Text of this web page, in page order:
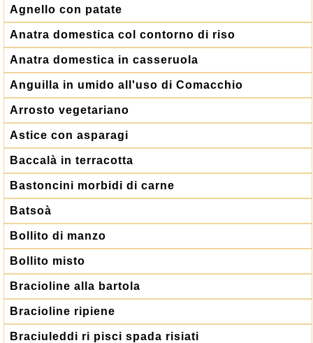
Agnello con patate
Anatra domestica col contorno di riso
Anatra domestica in casseruola
Anguilla in umido all'uso di Comacchio
Arrosto vegetariano
Astice con asparagi
Baccalà in terracotta
Bastoncini morbidi di carne
Batsoà
Bollito di manzo
Bollito misto
Bracioline alla bartola
Bracioline ripiene
Braciuleddi ri pisci spada risiati